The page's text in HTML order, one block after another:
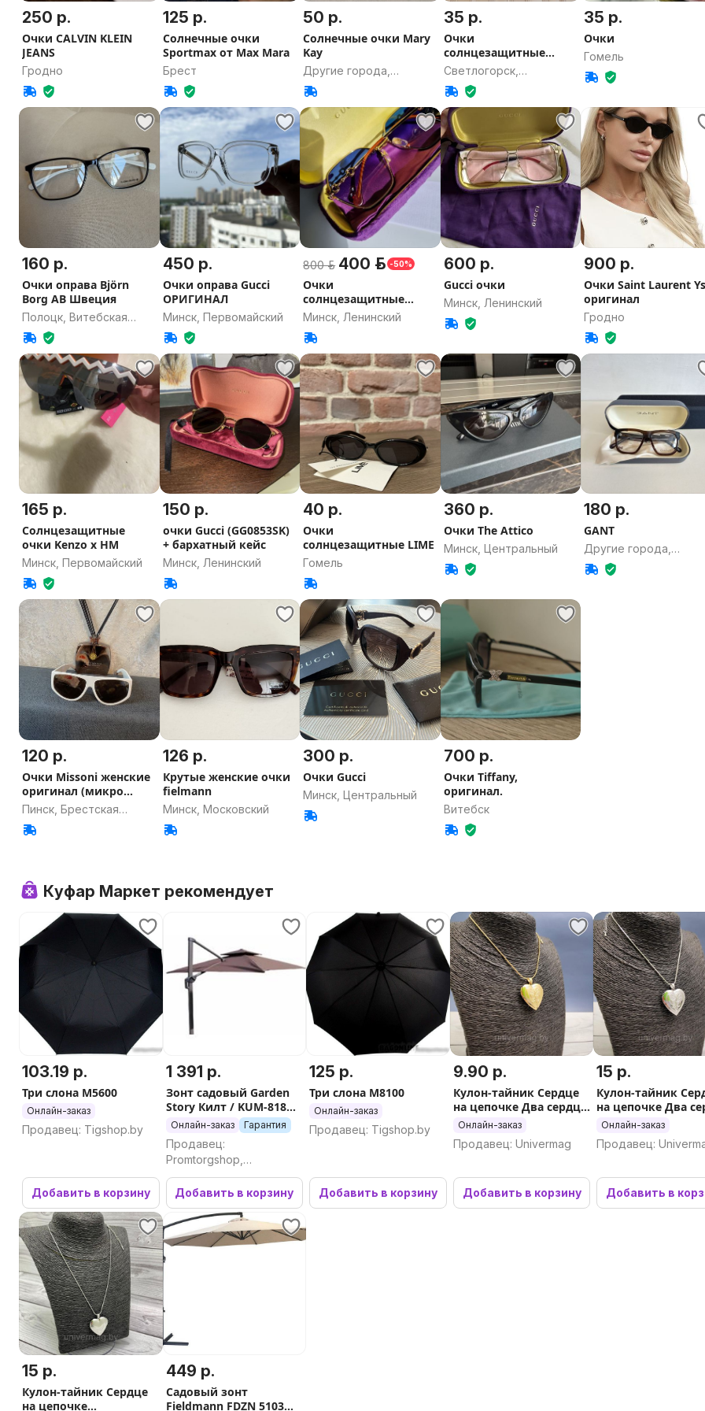
250 р.
Очки CALVIN KLEIN
JEANS
Гродно
125 р.
Солнечные очки
Sportmax от Max Mara
Брест
50 р.
Солнечные очки Mary
Kay
Другие города,
Минская область
35 р.
Очки
солнцезащитные
стекло
Светлогорск,
Гомельская область
35 р.
Очки
Гомель
160 р.
Очки оправа Björn
Borg AB Швеция
Полоцк, Витебская
область
450 р.
Очки оправа Gucci
ОРИГИНАЛ
Минск, Первомайский
800 р. 400 р. -50%
Очки
солнцезащитные
GUCCI GG1335S Новые
Оригинал
Минск, Ленинский
600 р.
Gucci очки
Минск, Ленинский
900 р.
Очки Saint Laurent
оригинал
Гродно
165 р.
Солнцезащитные
очки Kenzo х HM
Минск, Первомайский
150 р.
очки Gucci (GG0853SK)
+ бархатный кейс
Минск, Ленинский
40 р.
Очки
солнцезащитные LIME
Гомель
360 р.
Очки The Attico
Минск, Центральный
180 р.
GANT
Другие города,
Минская область
120 р.
Очки Missoni женские
оригинал (микро
дефект )
Пинск, Брестская
область
126 р.
Крутые женские очки
fielmann
Минск, Московский
300 р.
Очки Gucci
Минск, Центральный
700 р.
Очки Tiffany,
оригинал.
Витебск
Куфар Маркет рекомендует
103.19 р.
Три слона M5600
Онлайн-заказ
Продавец: Tigshop.by
Добавить в корзину
1 391 р.
Зонт садовый Garden
Story Килт / KUM-818
(3м)
Онлайн-заказ Гарантия
Продавец:
Promtorgshop,
Промторгшоп
Добавить в корзину
125 р.
Три слона M8100
Онлайн-заказ
Продавец: Tigshop.by
Добавить в корзину
9.90 р.
Кулон-тайник Сердце
на цепочке Два сердца
в золоте
Онлайн-заказ
Продавец: Univermag
Добавить в корзину
15 р.
Кулон-тайник
на цепочке Два
в серебре
Онлайн-заказ
Продавец:
Добавить в
15 р.
Кулон-тайник Сердце
на цепочке
449 р.
Садовый зонт
Fieldmann FDZN 5103